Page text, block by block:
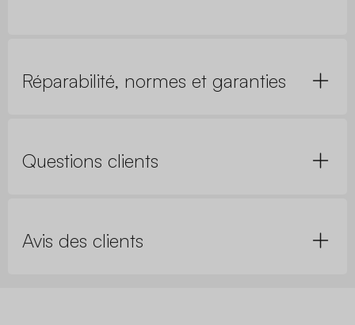
Réparabilité, normes et garanties
Questions clients
Avis des clients